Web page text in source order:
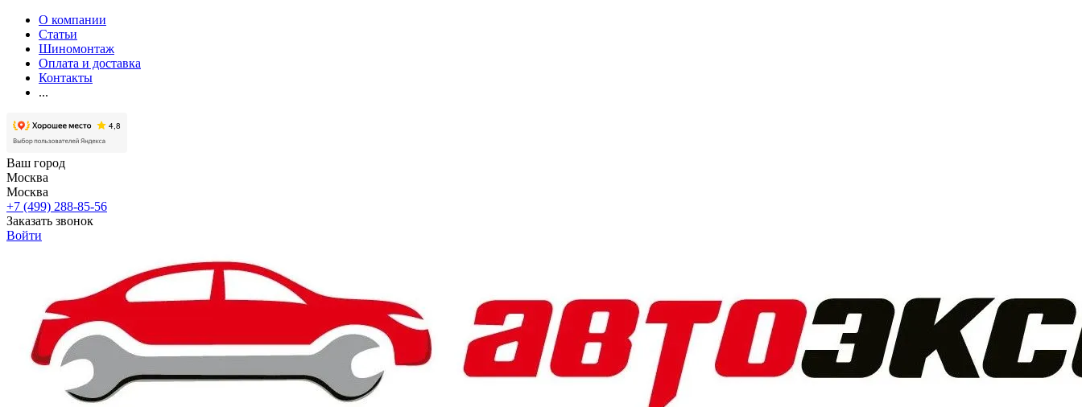
О компании
Статьи
Шиномонтаж
Оплата и доставка
Контакты
...
Ваш город
Москва
Москва
+7 (499) 288-85-56
Заказать звонок
Войти